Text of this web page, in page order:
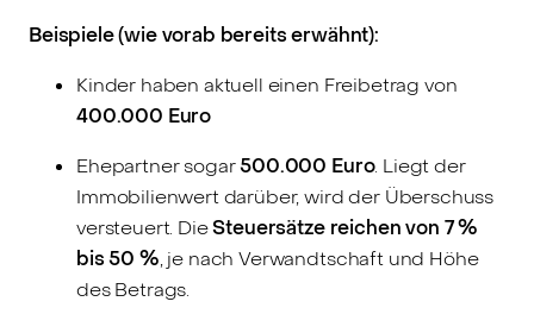
Beispiele (wie vorab bereits erwähnt):
Kinder haben aktuell einen Freibetrag von
400.000 Euro
Ehepartner sogar500.000 Euro. Liegt der
Immobilienwert darüber, wird der Überschuss
versteuert. DieSteuersätze reichen von 7 %
bis 50 %, je nach Verwandtschaft und Höhe
des Betrags.